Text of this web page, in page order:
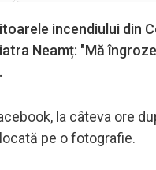
incendiului din
Neamț: "Mă
la câteva ore
pe o fotografie.